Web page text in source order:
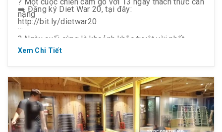
➡️ Đăng ký Diet War 20, tại đây:
http://bit.ly/dietwar20
nặng
? Ngày cuối cùng là khoảnh khắc tuyệt vời nhất
?️‍♂️ Và họ đã làm được, trên hết là chiến thắng giới
hạn bản thân mình.
Xem Chi Tiết